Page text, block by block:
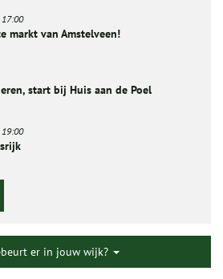
17:00
markt van Amstelveen!
start bij Huis aan de Poel
19:00
er in jouw wijk?